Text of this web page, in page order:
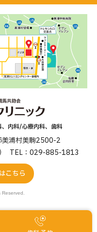
内科/心療内科、歯科
美浦村美駒2500-2
TEL：029-885-1813
こちら